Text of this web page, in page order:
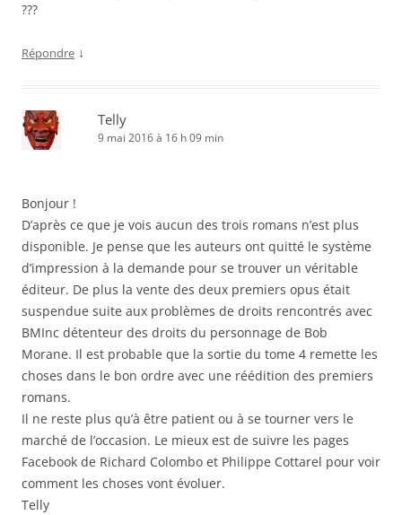
???
Répondre ↓
Telly
9 mai 2016 à 16 h 09 min
Bonjour !
D’après ce que je vois aucun des trois romans n’est plus
disponible. Je pense que les auteurs ont quitté le système
d’impression à la demande pour se trouver un véritable
éditeur. De plus la vente des deux premiers opus était
suspendue suite aux problèmes de droits rencontrés avec
BMInc détenteur des droits du personnage de Bob
Morane. Il est probable que la sortie du tome 4 remette les
choses dans le bon ordre avec une réédition des premiers
romans.
Il ne reste plus qu’à être patient ou à se tourner vers le
marché de l’occasion. Le mieux est de suivre les pages
Facebook de Richard Colombo et Philippe Cottarel pour voir
comment les choses vont évoluer.
Telly